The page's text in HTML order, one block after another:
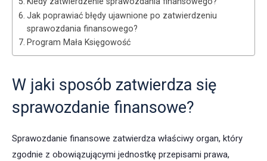
Jak poprawiać błędy ujawnione po zatwierdzeniu
sprawozdania finansowego?
Program Mała Księgowość
W jaki sposób zatwierdza się
sprawozdanie finansowe?
Sprawozdanie finansowe zatwierdza właściwy organ, który
zgodnie z obowiązującymi jednostkę przepisami prawa,